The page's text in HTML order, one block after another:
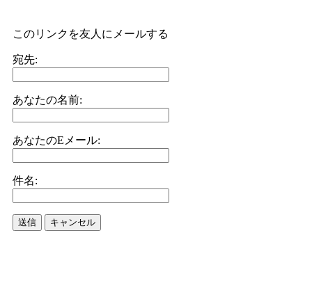
このリンクを友人にメールする
宛先:
あなたの名前:
あなたのEメール:
件名:
送信 キャンセル